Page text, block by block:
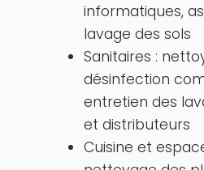
informatiques,
lavage des sols
Sanitaires :
désinfection
entretien des
et distributeurs
Cuisine et